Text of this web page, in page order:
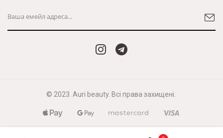
© 2023. Auri beauty. Всі права захищені.